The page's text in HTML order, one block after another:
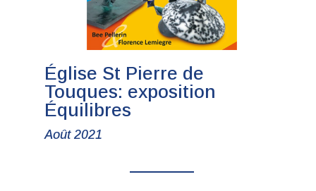
Église St Pierre de
Touques: exposition
Équilibres
Août 2021